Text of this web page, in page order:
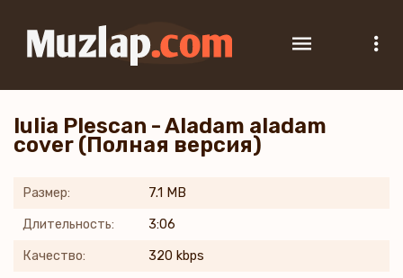
Iulia Plescan - Aladam aladam
cover (Полная версия)
Размер: 7.1 MB
Длительность: 3:06
Качество: 320 kbps